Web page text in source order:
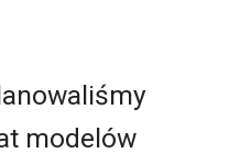
modelów